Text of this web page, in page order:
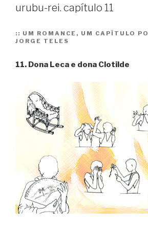
do
rei.
capítulo
urubu-rei. capítulo 11
:: UM ROMANCE, UM CAPÍTULO
JORGE TELES
11. Dona Leca e dona Clotilde